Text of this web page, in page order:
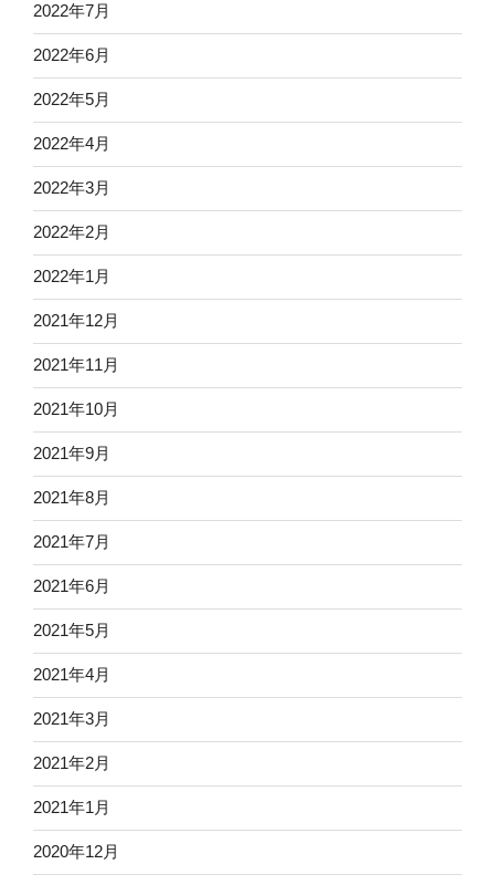
2022年7月
2022年6月
2022年5月
2022年4月
2022年3月
2022年2月
2022年1月
2021年12月
2021年11月
2021年10月
2021年9月
2021年8月
2021年7月
2021年6月
2021年5月
2021年4月
2021年3月
2021年2月
2021年1月
2020年12月